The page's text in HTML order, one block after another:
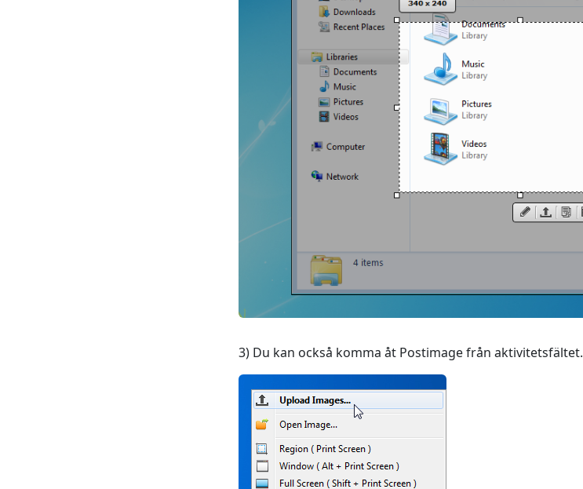
3) Du kan också komma åt Postimage från aktivitetsfältet.